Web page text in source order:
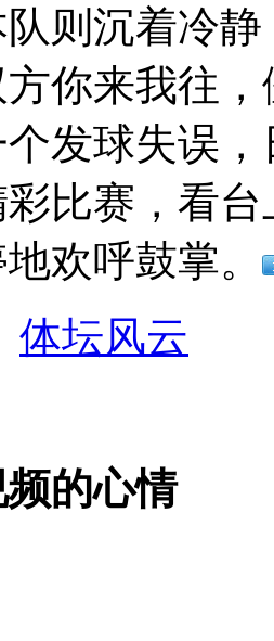
内从1写到300
警民合力深夜将其击毙
痛下狠手拳打脚踢
则沉着冷
你来我往
发球失误
彩比赛，看
欢呼鼓掌。
体坛风云
的心情